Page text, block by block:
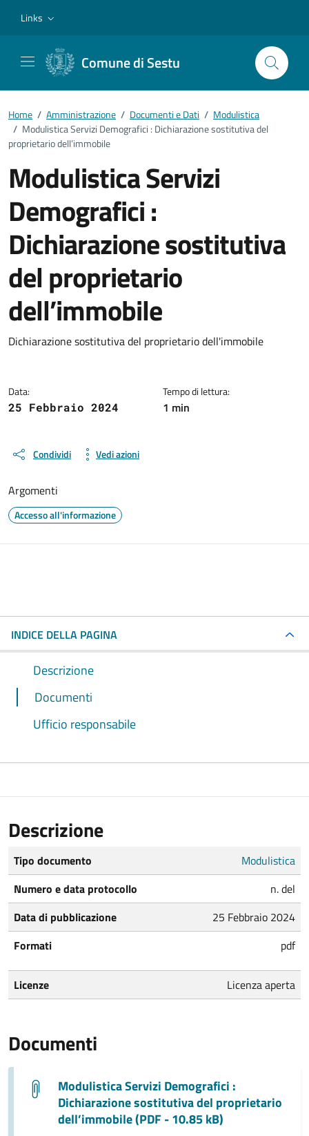
Links
Comune di Sestu
Home / Amministrazione / Documenti e Dati / Modulistica
/ Modulistica Servizi Demografici : Dichiarazione sostitutiva del
proprietario dell’immobile
Modulistica Servizi
Demografici :
Dichiarazione sostitutiva
del proprietario
dell’immobile
Dettagli del documento
Dichiarazione sostitutiva del proprietario dell'immobile
Data:
25 Febbraio 2024
Tempo di lettura:
1 min
Condividi Vedi azioni
Argomenti
Accesso all'informazione
INDICE DELLA PAGINA
Descrizione
Documenti
Ufficio responsabile
Descrizione
Tipo documento
Modulistica
Numero e data protocollo
n. del
Data di pubblicazione
25 Febbraio 2024
Formati
pdf
Licenze Licenza aperta
Documenti
Modulistica Servizi Demografici :
Dichiarazione sostitutiva del proprietario
dell’immobile (PDF - 10.85 kB)